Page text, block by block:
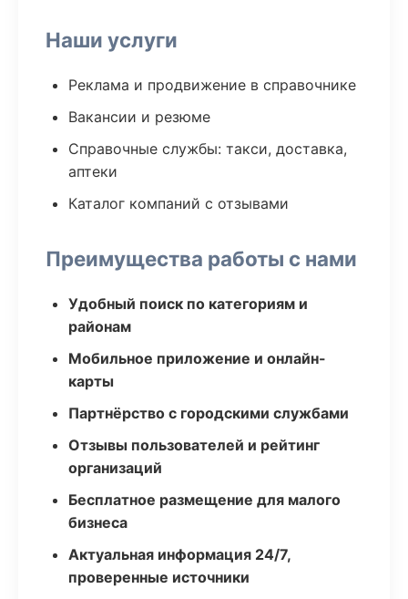
Наши услуги
Реклама и продвижение в справочнике
Вакансии и резюме
Справочные службы: такси, доставка,
аптеки
Каталог компаний с отзывами
Преимущества работы с нами
Удобный поиск по категориям и
районам
Мобильное приложение и онлайн-
карты
Партнёрство с городскими службами
Отзывы пользователей и рейтинг
организаций
Бесплатное размещение для малого
бизнеса
Актуальная информация 24/7,
проверенные источники